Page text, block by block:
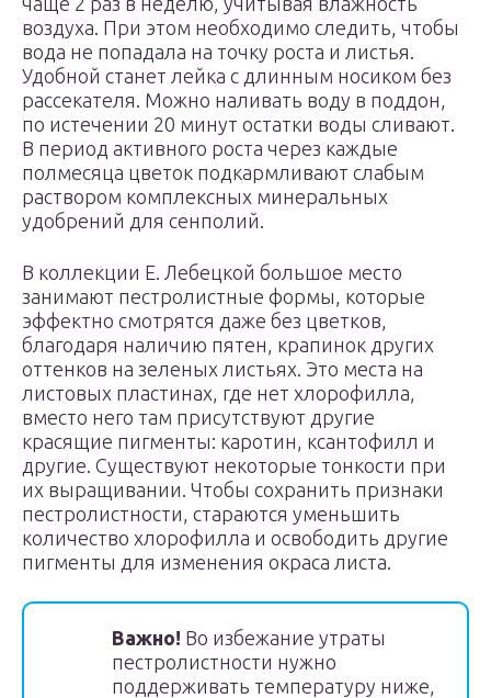
воздуха. При этом необходимо следить, чтобы
вода не попадала на точку роста и листья.
Удобной станет лейка с длинным носиком без
рассекателя. Можно наливать воду в поддон,
по истечении 20 минут остатки воды сливают.
В период активного роста через каждые
полмесяца цветок подкармливают слабым
раствором комплексных минеральных
удобрений для сенполий.
В коллекции Е. Лебецкой большое место
занимают пестролистные формы, которые
эффектно смотрятся даже без цветков,
благодаря наличию пятен, крапинок других
оттенков на зеленых листьях. Это места на
листовых пластинах, где нет хлорофилла,
вместо него там присутствуют другие
красящие пигменты: каротин, ксантофилл и
другие. Существуют некоторые тонкости при
их выращивании. Чтобы сохранить признаки
пестролистности, стараются уменьшить
количество хлорофилла и освободить другие
пигменты для изменения окраса листа.
Важно! Во избежание утраты
пестролистности нужно
поддерживать температуру ниже,